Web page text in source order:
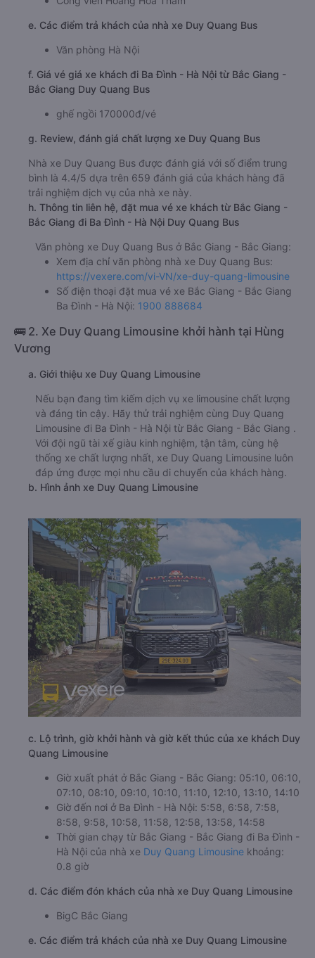
e. Các điểm trả khách của nhà xe Duy Quang Bus
Văn phòng Hà Nội
f. Giá vé giá xe khách đi Ba Đình - Hà Nội từ Bắc Giang -
Bắc Giang Duy Quang Bus
ghế ngồi 170000đ/vé
g. Review, đánh giá chất lượng xe Duy Quang Bus
Nhà xe Duy Quang Bus được đánh giá với số điểm trung
bình là 4.4/5 dựa trên 659 đánh giá của khách hàng đã
trải nghiệm dịch vụ của nhà xe này.
h. Thông tin liên hệ, đặt mua vé xe khách từ Bắc Giang -
Bắc Giang đi Ba Đình - Hà Nội Duy Quang Bus
Văn phòng xe Duy Quang Bus ở Bắc Giang - Bắc Giang:
Xem địa chỉ văn phòng nhà xe Duy Quang Bus:
https://vexere.com/vi-VN/xe-duy-quang-limousine
Số điện thoại đặt mua vé xe Bắc Giang - Bắc Giang
Ba Đình - Hà Nội: 1900 888684
🚌 2. Xe Duy Quang Limousine khởi hành tại Hùng
Vương
a. Giới thiệu xe Duy Quang Limousine
Nếu bạn đang tìm kiếm dịch vụ xe limousine chất lượng
và đáng tin cậy. Hãy thử trải nghiệm cùng Duy Quang
Limousine đi Ba Đình - Hà Nội từ Bắc Giang - Bắc Giang .
Với đội ngũ tài xế giàu kinh nghiệm, tận tâm, cùng hệ
thống xe chất lượng nhất, xe Duy Quang Limousine luôn
đáp ứng được mọi nhu cầu di chuyển của khách hàng.
b. Hình ảnh xe Duy Quang Limousine
c. Lộ trình, giờ khởi hành và giờ kết thúc của xe khách Duy
Quang Limousine
Giờ xuất phát ở Bắc Giang - Bắc Giang: 05:10, 06:10,
07:10, 08:10, 09:10, 10:10, 11:10, 12:10, 13:10, 14:10
Giờ đến nơi ở Ba Đình - Hà Nội: 5:58, 6:58, 7:58,
8:58, 9:58, 10:58, 11:58, 12:58, 13:58, 14:58
Thời gian chạy từ Bắc Giang - Bắc Giang đi Ba Đình -
Hà Nội của nhà xe Duy Quang Limousine khoảng:
0.8 giờ
d. Các điểm đón khách của nhà xe Duy Quang Limousine
BigC Bắc Giang
e. Các điểm trả khách của nhà xe Duy Quang Limousine